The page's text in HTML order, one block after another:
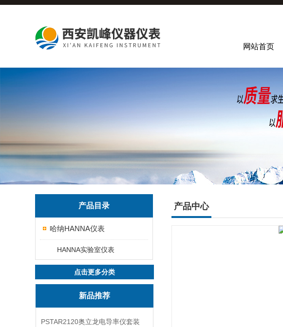
网站首页
产品目录
哈纳HANNA仪表
HANNA实验室仪表
点击更多分类
新品推荐
PSTAR2120奥立龙电导率仪套装
产品中心